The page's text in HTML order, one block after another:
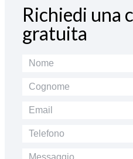
Richiedi una
gratuita